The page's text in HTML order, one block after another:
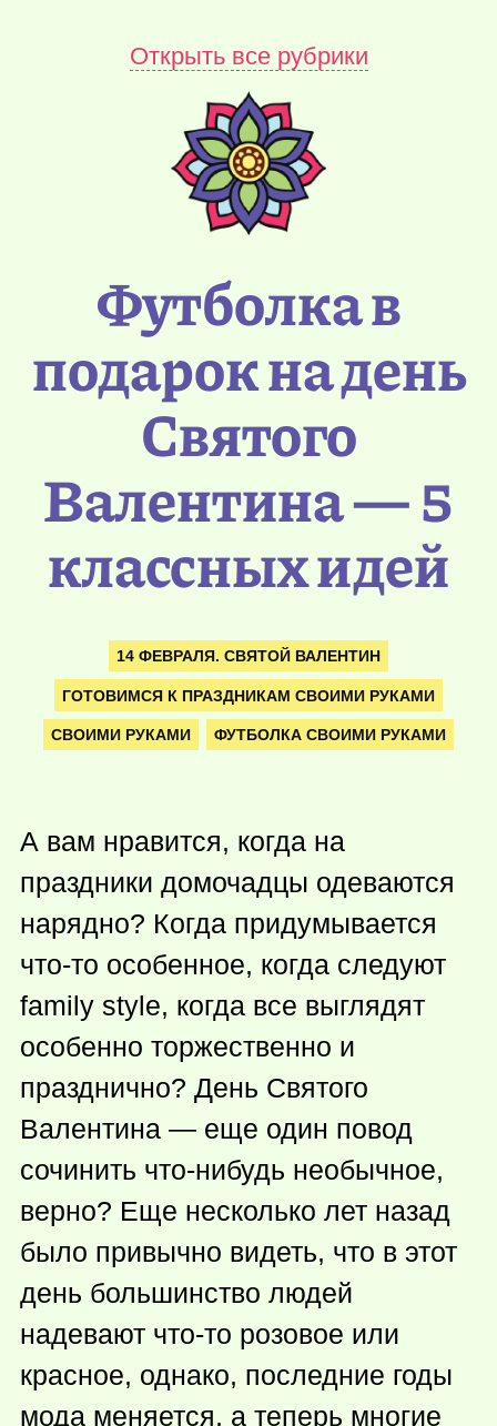
Открыть все рубрики
Футболка в
подарок на день
Святого
Валентина — 5
классных идей
14 ФЕВРАЛЯ. СВЯТОЙ ВАЛЕНТИН
ГОТОВИМСЯ К ПРАЗДНИКАМ СВОИМИ РУКАМИ
СВОИМИ РУКАМИ ФУТБОЛКА СВОИМИ РУКАМИ
А вам нравится, когда на
праздники домочадцы одеваются
нарядно? Когда придумывается
что-то особенное, когда следуют
family style, когда все выглядят
особенно торжественно и
празднично? День Святого
Валентина — еще один повод
сочинить что-нибудь необычное,
верно? Еще несколько лет назад
было привычно видеть, что в этот
день большинство людей
надевают что-то розовое или
красное, однако, последние годы
мода меняется, а теперь многие